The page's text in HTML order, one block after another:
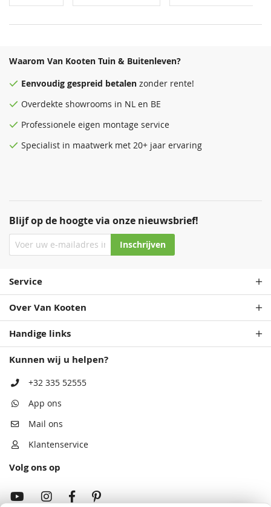
Blijf op de hoogte via onze nieuwsbrief!
Inschrijven
Waarom Van Kooten Tuin & Buitenleven?
Eenvoudig gespreid betalen zonder rente!
Overdekte showrooms in NL en BE
Professionele eigen montage service
Specialist in maatwerk met 20+ jaar ervaring
Service
Over Van Kooten
Handige links
Kunnen wij u helpen?
+32 335 52555
App ons
Mail ons
Klantenservice
Volg ons op